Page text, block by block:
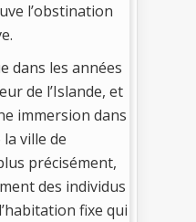
l’obstination
dans les années
de l’Islande, et
immersion dans
ville de
précisément,
des individus
fixe qui